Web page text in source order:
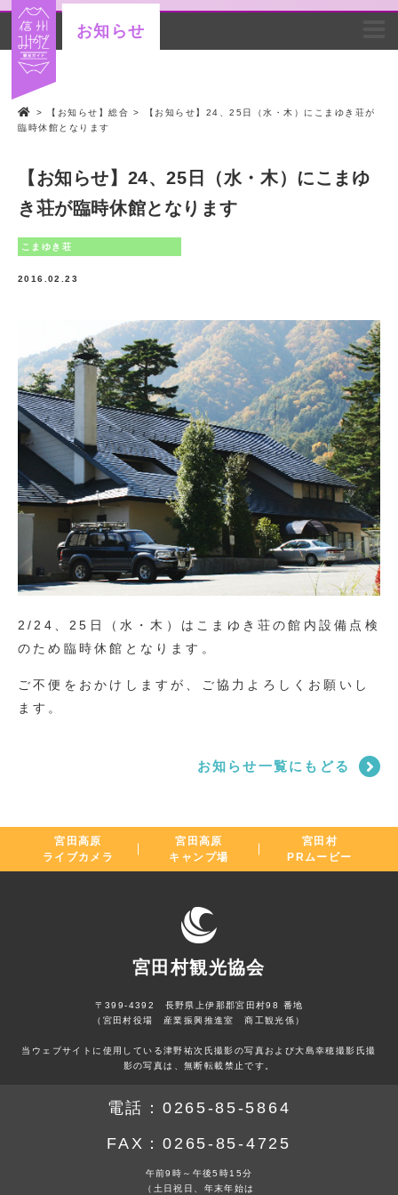
お知らせ
> 【お知らせ】総合 >
【お知らせ】24、25日（水・木）にこまゆき荘が
臨時休館となります
【お知らせ】24、25日（水・木）にこまゆ
き荘が臨時休館となります
こまゆき荘
2016.02.23
2/24、25日（水・木）はこまゆき荘の館内設備点検
のため臨時休館となります。
ご不便をおかけしますが、ご協力よろしくお願いし
ます。
お知らせ一覧にもどる
宮田高原
ライブカメラ
宮田高原
キャンプ場
宮田村
PRムービー
宮田村観光協会
〒399-4392 長野県上伊那郡宮田村98 番地
（宮田村役場 産業振興推進室 商工観光係）
当ウェブサイトに使用している津野祐次氏撮影の写真および大島幸穂撮影氏撮
影の写真は、無断転載禁止です。
電話： 0265-85-5864
FAX：0265-85-4725
午前9時～午後5時15分
（土日祝日、年末年始は